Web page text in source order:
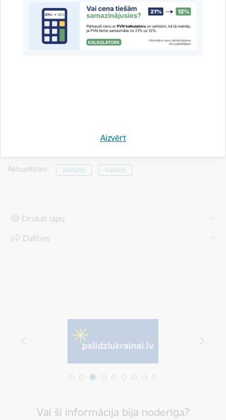
Aizvērt
Aktualitātes: Jaunumi Padomi
Drukāt lapu
Dalīties
Vai šī informācija bija noderīga?